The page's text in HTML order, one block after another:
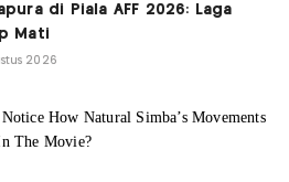
di Piala AFF 2026: Laga
Mati
2026